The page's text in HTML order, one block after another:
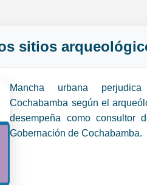
sitios
Mancha urbana
Cochabamba según el
desempeña como consultor
Gobernación de Cochabamba.